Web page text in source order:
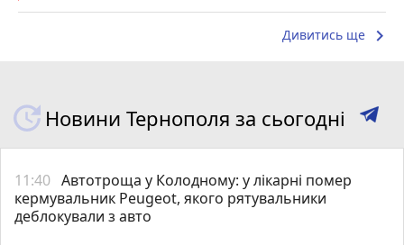
Дивитись ще keyboard_arrow_right
Новини Тернополя за сьогодні
11:40 Автотроща у Колодному: у лікарні помер
кермувальник Peugeot, якого рятувальники
деблокували з авто